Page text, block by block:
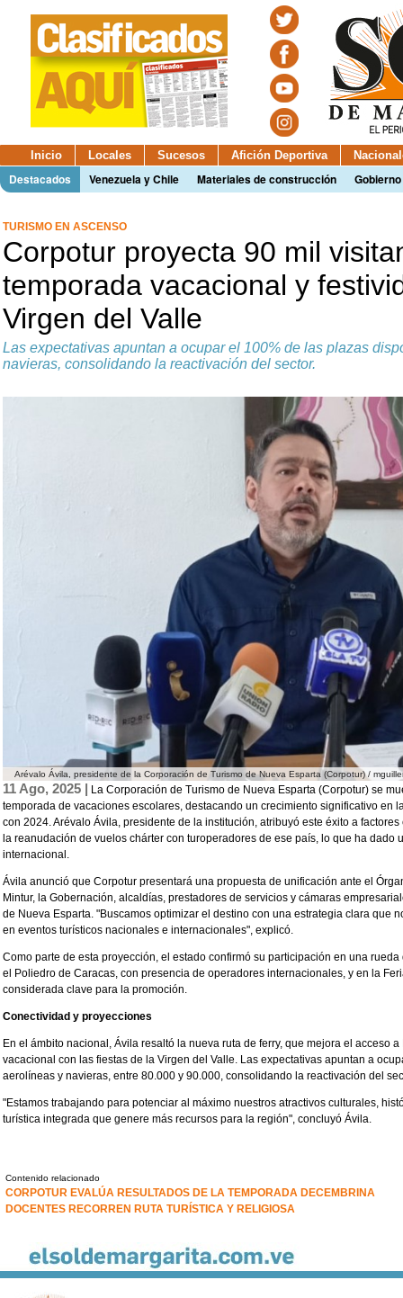
Inicio Locales Sucesos Afición Deportiva
Destacados Venezuela y Chile Materiales de construcción
TURISMO EN ASCENSO
Corpotur proyecta 90 mil
temporada vacacional y
Virgen del Valle
Las expectativas apuntan a ocupar el 100% de las plazas
navieras, consolidando la reactivación del sector.
Arévalo Ávila, presidente de la Corporación de Turismo de Nueva Esparta (Corpotur) /
11 Ago, 2025 | La Corporación de Turismo de Nueva Esparta (Corpotur) se
temporada de vacaciones escolares, destacando un crecimiento significativo en
con 2024. Arévalo Ávila, presidente de la institución, atribuyó este éxito a
la reanudación de vuelos chárter con turoperadores de ese país, lo que ha dado
internacional.
Ávila anunció que Corpotur presentará una propuesta de unificación ante el
Mintur, la Gobernación, alcaldías, prestadores de servicios y cámaras
de Nueva Esparta. "Buscamos optimizar el destino con una estrategia clara que
en eventos turísticos nacionales e internacionales", explicó.
Como parte de esta proyección, el estado confirmó su participación en una
el Poliedro de Caracas, con presencia de operadores internacionales, y en la
considerada clave para la promoción.
Conectividad y proyecciones
En el ámbito nacional, Ávila resaltó la nueva ruta de ferry, que mejora el acceso
vacacional con las fiestas de la Virgen del Valle. Las expectativas apuntan a
aerolíneas y navieras, entre 80.000 y 90.000, consolidando la reactivación del
"Estamos trabajando para potenciar al máximo nuestros atractivos culturales,
turística integrada que genere más recursos para la región", concluyó Ávila.
Contenido relacionado
CORPOTUR EVALÚA RESULTADOS DE LA TEMPORADA DECEMBRINA
DOCENTES RECORREN RUTA TURÍSTICA Y RELIGIOSA